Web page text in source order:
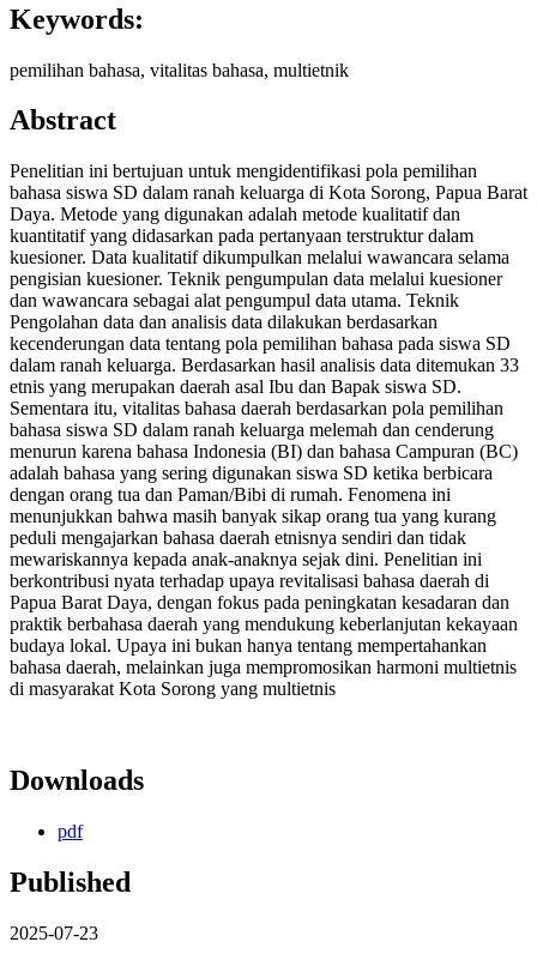
Keywords:
pemilihan bahasa, vitalitas bahasa, multietnik
Abstract
Penelitian ini bertujuan untuk mengidentifikasi pola pemilihan
bahasa siswa SD dalam ranah keluarga di Kota Sorong, Papua Barat
Daya. Metode yang digunakan adalah metode kualitatif dan
kuantitatif yang didasarkan pada pertanyaan terstruktur dalam
kuesioner. Data kualitatif dikumpulkan melalui wawancara selama
pengisian kuesioner. Teknik pengumpulan data melalui kuesioner
dan wawancara sebagai alat pengumpul data utama. Teknik
Pengolahan data dan analisis data dilakukan berdasarkan
kecenderungan data tentang pola pemilihan bahasa pada siswa SD
dalam ranah keluarga. Berdasarkan hasil analisis data ditemukan 33
etnis yang merupakan daerah asal Ibu dan Bapak siswa SD.
Sementara itu, vitalitas bahasa daerah berdasarkan pola pemilihan
bahasa siswa SD dalam ranah keluarga melemah dan cenderung
menurun karena bahasa Indonesia (BI) dan bahasa Campuran (BC)
adalah bahasa yang sering digunakan siswa SD ketika berbicara
dengan orang tua dan Paman/Bibi di rumah. Fenomena ini
menunjukkan bahwa masih banyak sikap orang tua yang kurang
peduli mengajarkan bahasa daerah etnisnya sendiri dan tidak
mewariskannya kepada anak-anaknya sejak dini. Penelitian ini
berkontribusi nyata terhadap upaya revitalisasi bahasa daerah di
Papua Barat Daya, dengan fokus pada peningkatan kesadaran dan
praktik berbahasa daerah yang mendukung keberlanjutan kekayaan
budaya lokal. Upaya ini bukan hanya tentang mempertahankan
bahasa daerah, melainkan juga mempromosikan harmoni multietnis
di masyarakat Kota Sorong yang multietnis
Downloads
pdf
Published
2025-07-23